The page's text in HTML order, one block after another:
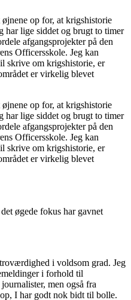
op for, at krigshistorie
har lige siddet og brugt to timer
afgangsprojekter på den
Officersskole. Jeg kan
skrive om krigshistorie, er
er virkelig blevet
op for, at krigshistorie
har lige siddet og brugt to timer
afgangsprojekter på den
Officersskole. Jeg kan
skrive om krigshistorie, er
er virkelig blevet
øgede fokus har gavnet
i voldsom grad. Jeg
i forhold til
men også fra
I har godt nok bidt til bolle.